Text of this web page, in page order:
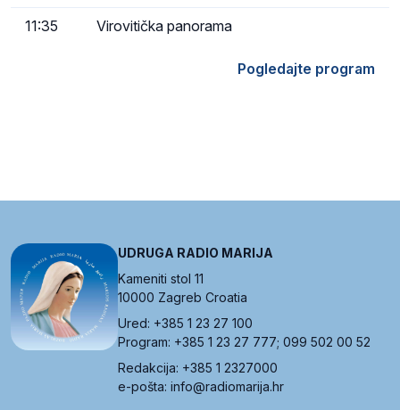
11:35 Virovitička panorama
Pogledajte program
UDRUGA RADIO MARIJA
Kameniti stol 11
10000 Zagreb Croatia
Ured: +385 1 23 27 100
Program: +385 1 23 27 777; 099 502 00 52
Redakcija: +385 1 2327000
e-pošta: info@radiomarija.hr